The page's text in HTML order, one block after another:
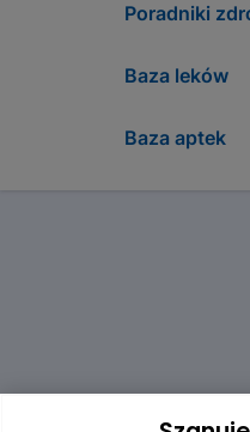
Poradniki
Baza leków
Baza aptek